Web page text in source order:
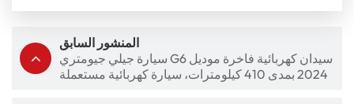
المنشور السابق
سيارة جيلي جيومتري G6 سيدان كهربائية فاخرة موديل
2024 بمدى 410 كيلومترات، سيارة كهربائية مستعملة